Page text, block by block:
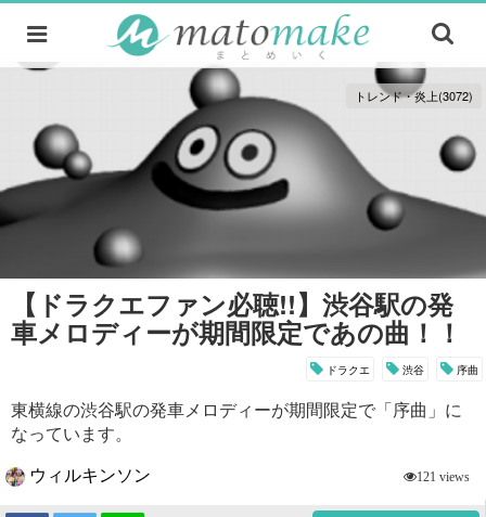
トレンド・炎上(3072)
【ドラクエファン必聴!!】渋谷駅の発
車メロディーが期間限定であの曲！！
ドラクエ 渋谷 序曲
東横線の渋谷駅の発車メロディーが期間限定で「序曲」に
なっています。
ウィルキンソン
121 views